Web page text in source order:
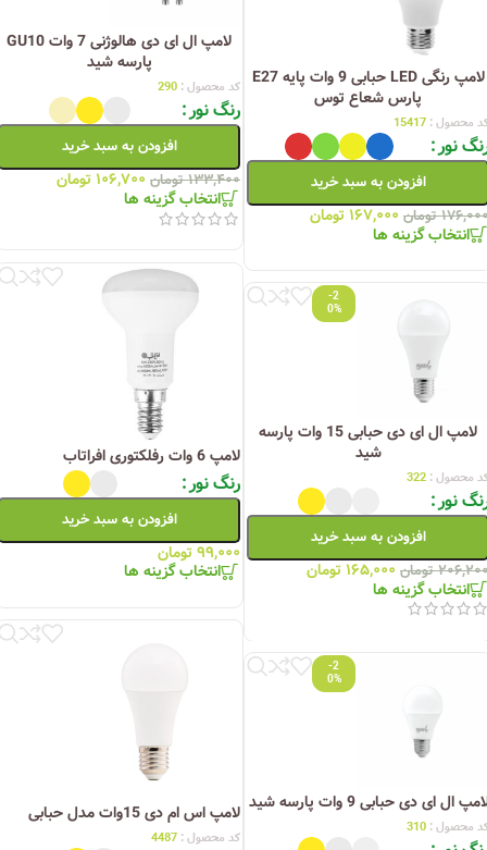
لامپ ال ای دی هالوژنی 7 وات GU10
پارسه شید
کد محصول : 290
رنگ نور
افزودن به سبد خرید
۱۳۳,۴۰۰ تومان ۱۰۶,۷۰۰ تومان
انتخاب گزینه ها
لامپ رنگی LED حبابی 9 وات پایه E27
پارس شعاع توس
محصول : 15417
نور
افزودن به سبد خرید
تومان ۱۶۷,۰۰۰ تومان
انتخاب گزینه ها
لامپ 6 وات رفلکتوری افراتاب
رنگ نور
افزودن به سبد خرید
۹۹,۰۰۰تومان
انتخاب گزینه ها
-2
0%
لامپ ال ای دی حبابی 15 وات پارسه
شید
محصول : 322
نور
افزودن به سبد خرید
تومان ۱۶۵,۰۰۰ تومان
انتخاب گزینه ها
لامپ اس ام دی 15وات مدل حبابی
کد محصول : 4487
-2
0%
ال ای دی حبابی 9 وات پارسه شید
محصول : 310